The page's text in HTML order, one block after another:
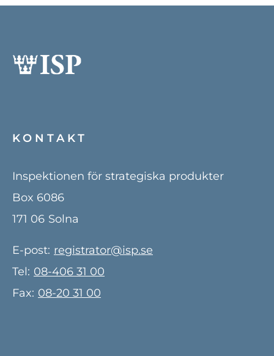
KONTAKT
Inspektionen för strategiska produkter
Box 6086
171 06 Solna
E-post: registrator@isp.se
Tel: 08-406 31 00
Fax: 08-20 31 00